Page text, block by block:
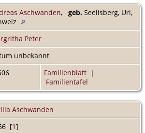
Aschwanden, geb. Seelisberg, Uri,
Peter
unbekannt
Familienblatt |
Familientafel
Aschwanden
[1]